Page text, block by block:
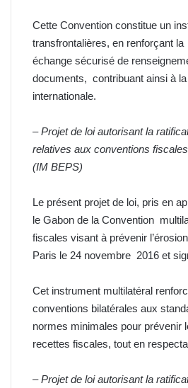
Cette Convention constitue un
transfrontalières, en renforçant
échange sécurisé de
documents, contribuant ainsi à
internationale.
–Projet de loi autorisant la
relatives aux conventions
(IM BEPS)
Le présent projet de loi, pris en
le Gabon de la Convention
fiscales visant à prévenir
Paris le 24 novembre 2016 et
Cet instrument multilatéral
conventions bilatérales aux
normes minimales pour prévenir
recettes fiscales, tout en
–Projet de loi autorisant la